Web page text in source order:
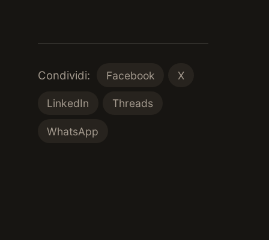
Condividi: Facebook X
LinkedIn Threads
WhatsApp